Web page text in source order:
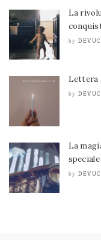
La
by
Lettera
by
La
by